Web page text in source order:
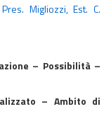
Migliozzi, Est. C.
– Possibilità –
– Ambito di